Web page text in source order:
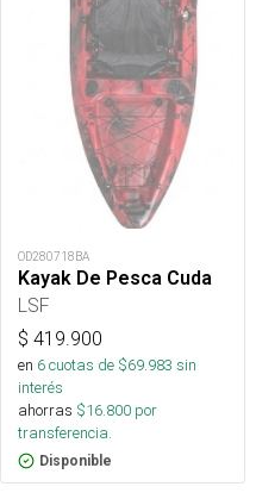
OD280718BA
Kayak De Pesca Cuda
LSF
$ 419.900
en 6cuotas de $69.983 sin
interés
ahorras $16.800 por
transferencia.
Disponible